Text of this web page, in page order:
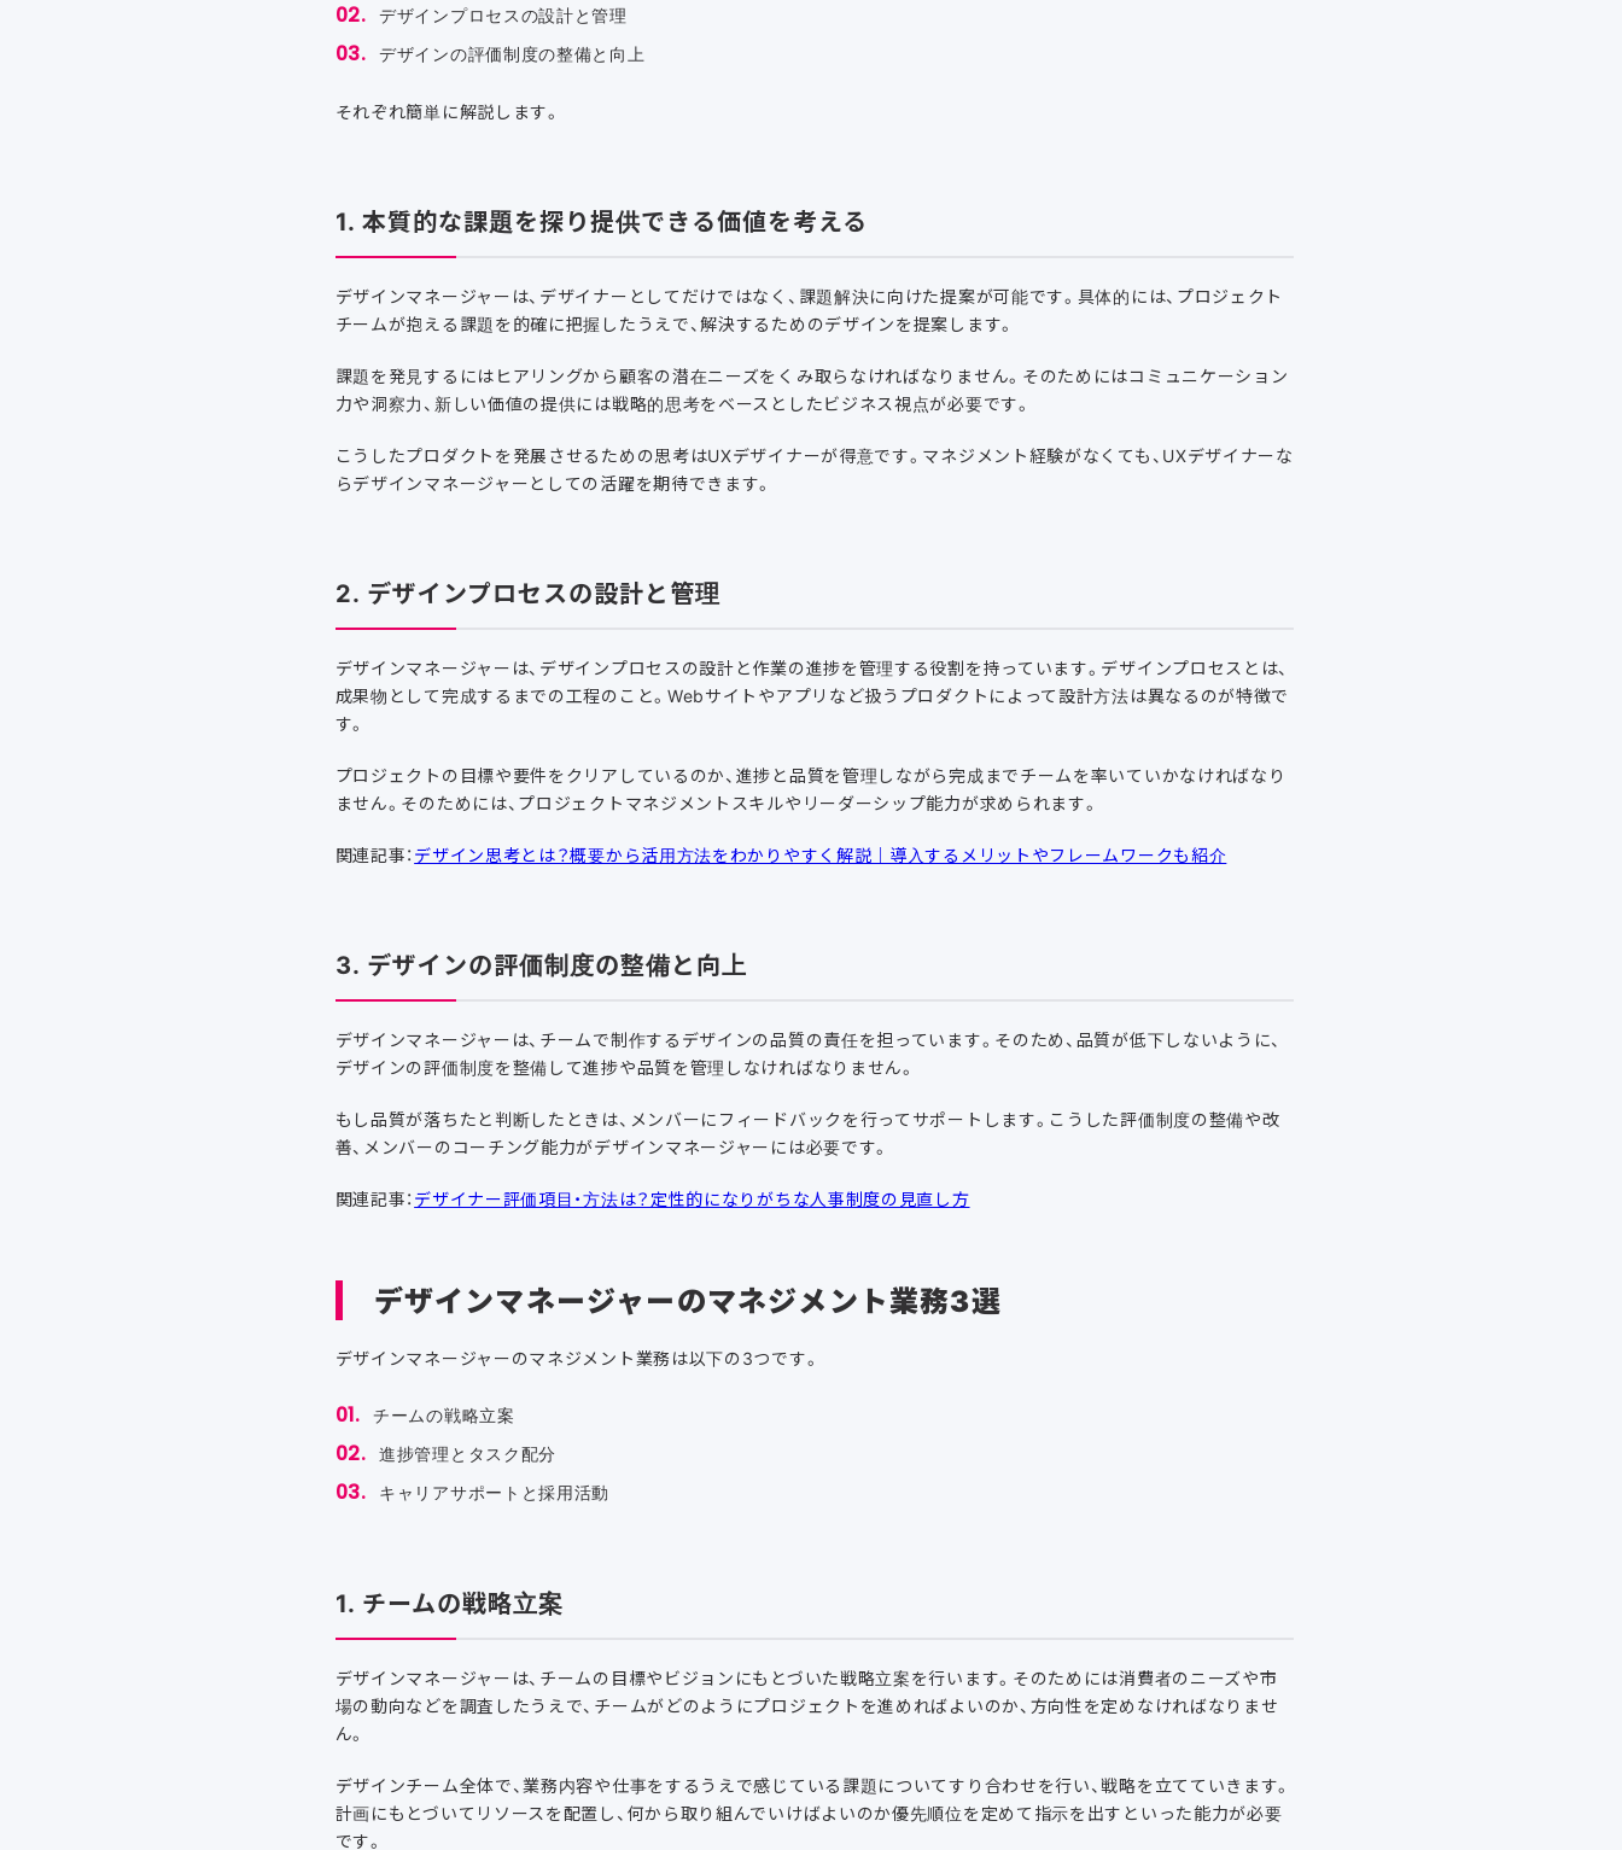
デザインプロセスの設計と管理
デザインの評価制度の整備と向上
それぞれ簡単に解説します。
1. 本質的な課題を探り提供できる価値を考える
デザインマネージャーは、デザイナーとしてだけではなく、課題解決に向けた提案が可能です。具体的には、プロジェクト
チームが抱える課題を的確に把握したうえで、解決するためのデザインを提案します。
課題を発見するにはヒアリングから顧客の潜在ニーズをくみ取らなければなりません。そのためにはコミュニケーション
力や洞察力、新しい価値の提供には戦略的思考をベースとしたビジネス視点が必要です。
こうしたプロダクトを発展させるための思考はUXデザイナーが得意です。マネジメント経験がなくても、UXデザイナーな
らデザインマネージャーとしての活躍を期待できます。
2. デザインプロセスの設計と管理
デザインマネージャーは、デザインプロセスの設計と作業の進捗を管理する役割を持っています。デザインプロセスとは、
成果物として完成するまでの工程のこと。Webサイトやアプリなど扱うプロダクトによって設計方法は異なるのが特徴で
す。
プロジェクトの目標や要件をクリアしているのか、進捗と品質を管理しながら完成までチームを率いていかなければなり
ません。そのためには、プロジェクトマネジメントスキルやリーダーシップ能力が求められます。
関連記事： デザイン思考とは？概要から活用方法をわかりやすく解説｜導入するメリットやフレームワークも紹介
3. デザインの評価制度の整備と向上
デザインマネージャーは、チームで制作するデザインの品質の責任を担っています。そのため、品質が低下しないように、
デザインの評価制度を整備して進捗や品質を管理しなければなりません。
もし品質が落ちたと判断したときは、メンバーにフィードバックを行ってサポートします。こうした評価制度の整備や改
善、メンバーのコーチング能力がデザインマネージャーには必要です。
関連記事： デザイナー評価項目・方法は？定性的になりがちな人事制度の見直し方
デザインマネージャーのマネジメント業務3選
デザインマネージャーのマネジメント業務は以下の3つです。
チームの戦略立案
進捗管理とタスク配分
キャリアサポートと採用活動
1. チームの戦略立案
デザインマネージャーは、チームの目標やビジョンにもとづいた戦略立案を行います。そのためには消費者のニーズや市
場の動向などを調査したうえで、チームがどのようにプロジェクトを進めればよいのか、方向性を定めなければなりませ
ん。
デザインチーム全体で、業務内容や仕事をするうえで感じている課題についてすり合わせを行い、戦略を立てていきます。
計画にもとづいてリソースを配置し、何から取り組んでいけばよいのか優先順位を定めて指示を出すといった能力が必要
です。